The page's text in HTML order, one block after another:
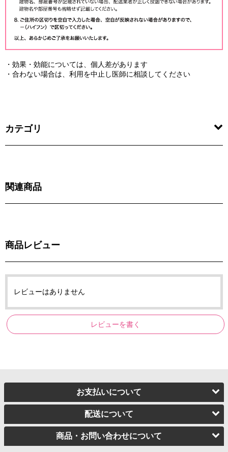
・効果・効能については、個人差があります
・合わない場合は、利用を中止し医師に相談してください
カテゴリ
関連商品
商品レビュー
レビューはありません
レビューを書く
お支払いについて
配送について
商品・お問い合わせについて